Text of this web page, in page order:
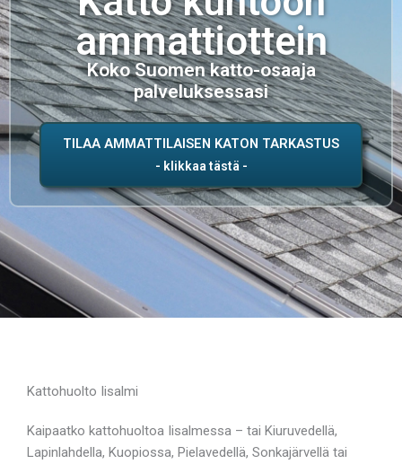
ammattiottein
Koko Suomen katto-osaaja
palveluksessasi
TILAA AMMATTILAISEN KATON TARKASTUS
Kattohuolto Iisalmi
Kaipaatko kattohuoltoa Iisalmessa – tai Kiuruvedellä,
Lapinlahdella, Kuopiossa, Pielavedellä, Sonkajärvellä tai